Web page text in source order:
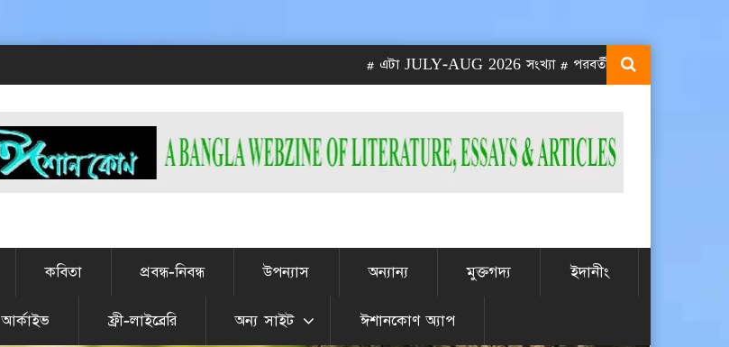
# এটা JULY-AUG 2026 সংখ্যা # পরবর্তী SEPT-OCT 2026 সংখ্যা
কবিতা প্রবন্ধ-নিবন্ধ উপন্যাস অন্যান্য মুক্তগদ্য ইদানীং
আর্কাইভ ফ্রী-লাইব্রেরি অন্য সাইট ঈশানকোণ অ্যাপ